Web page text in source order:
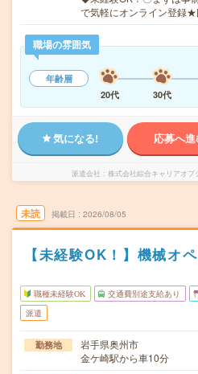
で気軽にオンライン登録
職場の雰囲気
年齢層
20代
30代
気になる! 応募へ
派遣会社 株式会社綜合キャリアオ
未読 掲載日 2026/08/05
【未経験OK！】機械オ
職種未経験OK 交通費別途支給あり
派遣
勤務地
岩手県奥州市
金ケ崎駅から車10分